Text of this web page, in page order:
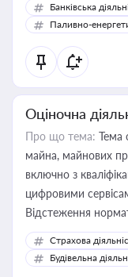
Банківська
Паливно-
Оціночна
Про що тема: Тема
майна, майнових
включно з
цифровими
Відстеження
корисне для
бухгалтера під час
державного майна,
Страхова
Будівельна